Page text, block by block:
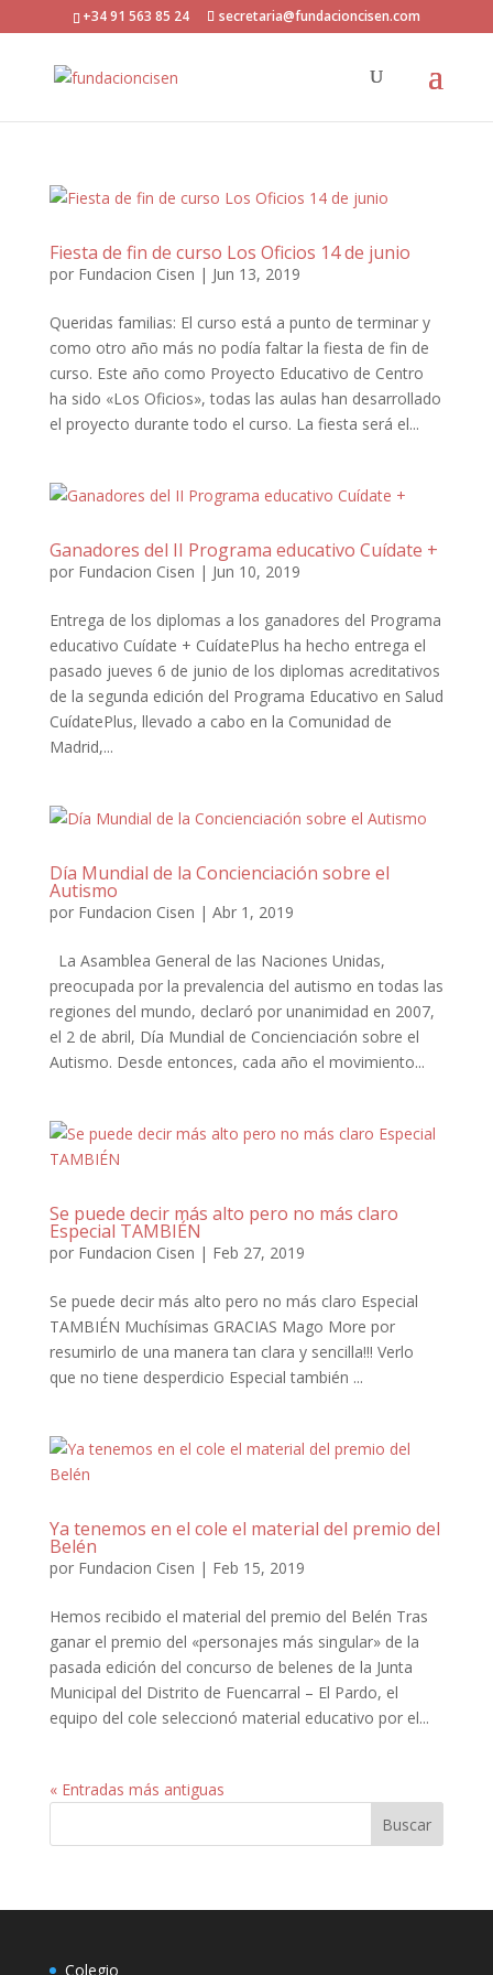
+34 91 563 85 24 secretaria@fundacioncisen.com
Fiesta de fin de curso Los Oficios 14 de junio
por Fundacion Cisen | Jun 13, 2019
Queridas familias: El curso está a punto de terminar y
como otro año más no podía faltar la fiesta de fin de
curso. Este año como Proyecto Educativo de Centro
ha sido «Los Oficios», todas las aulas han desarrollado
el proyecto durante todo el curso. La fiesta será el...
Ganadores del II Programa educativo Cuídate +
por Fundacion Cisen | Jun 10, 2019
Entrega de los diplomas a los ganadores del Programa
educativo Cuídate + CuídatePlus ha hecho entrega el
pasado jueves 6 de junio de los diplomas acreditativos
de la segunda edición del Programa Educativo en Salud
CuídatePlus, llevado a cabo en la Comunidad de
Madrid,...
Día Mundial de la Concienciación sobre el
Autismo
por Fundacion Cisen | Abr 1, 2019
La Asamblea General de las Naciones Unidas,
preocupada por la prevalencia del autismo en todas las
regiones del mundo, declaró por unanimidad en 2007,
el 2 de abril, Día Mundial de Concienciación sobre el
Autismo. Desde entonces, cada año el movimiento...
Se puede decir más alto pero no más claro
Especial TAMBIÉN
por Fundacion Cisen | Feb 27, 2019
Se puede decir más alto pero no más claro Especial
TAMBIÉN Muchísimas GRACIAS Mago More por
resumirlo de una manera tan clara y sencilla!!! Verlo
que no tiene desperdicio Especial también ...
Ya tenemos en el cole el material del premio del
Belén
por Fundacion Cisen | Feb 15, 2019
Hemos recibido el material del premio del Belén Tras
ganar el premio del «personajes más singular» de la
pasada edición del concurso de belenes de la Junta
Municipal del Distrito de Fuencarral – El Pardo, el
equipo del cole seleccionó material educativo por el...
« Entradas más antiguas
Colegio